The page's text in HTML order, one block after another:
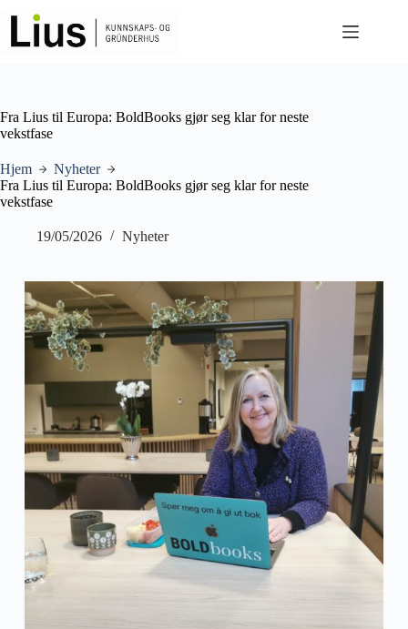
innholdet
Fra Lius til Europa: BoldBooks gjør seg klar for neste
vekstfase
Hjem
Nyheter
Fra Lius til Europa: BoldBooks gjør seg klar for neste
vekstfase
19/05/2026 Nyheter